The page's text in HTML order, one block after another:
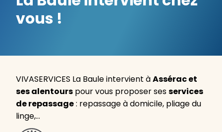
vous !
VIVASERVICES La Baule intervient àAssérac et
ses alentours pour vous proposer sesservices
de repassage: repassage à domicile, pliage du
linge,…